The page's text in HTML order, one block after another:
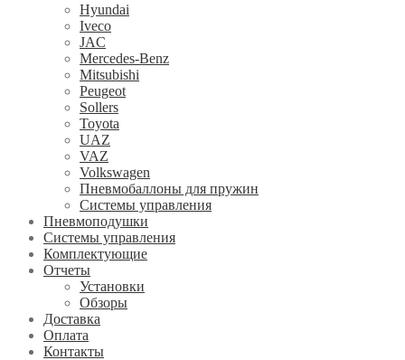
Hyundai
Iveco
JAC
Mercedes-Benz
Mitsubishi
Peugeot
Sollers
Toyota
UAZ
VAZ
Volkswagen
Пневмобаллоны для пружин
Системы управления
Пневмоподушки
Системы управления
Комплектующие
Отчеты
Установки
Обзоры
Доставка
Оплата
Контакты